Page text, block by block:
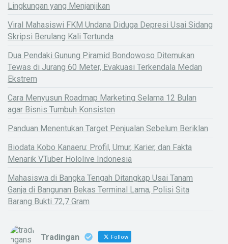
Lingkungan yang Menjanjikan
Viral Mahasiswi FKM Undana Diduga Depresi Usai Sidang
Skripsi Berulang Kali Tertunda
Dua Pendaki Gunung Piramid Bondowoso Ditemukan
Tewas di Jurang 60 Meter, Evakuasi Terkendala Medan
Ekstrem
Cara Menyusun Roadmap Marketing Selama 12 Bulan
agar Bisnis Tumbuh Konsisten
Panduan Menentukan Target Penjualan Sebelum Beriklan
Biodata Kobo Kanaeru: Profil, Umur, Karier, dan Fakta
Menarik VTuber Hololive Indonesia
Mahasiswa di Bangka Tengah Ditangkap Usai Tanam
Ganja di Bangunan Bekas Terminal Lama, Polisi Sita
Barang Bukti 72,7 Gram
Tradingan Follow